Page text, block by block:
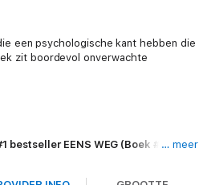
een psychologische kant hebben die
zit boordevol onverwachte
EENS WEG (Boek #1) (een
… meer